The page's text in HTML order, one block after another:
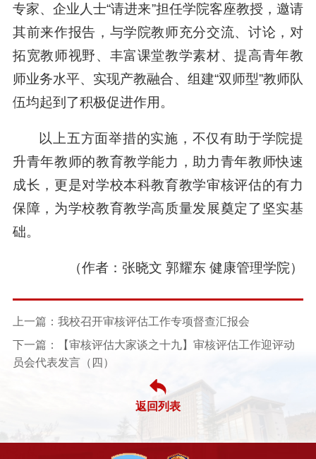
专家、企业人士“请进来”担任学院客座教授，邀请
其前来作报告，与学院教师充分交流、讨论，对
拓宽教师视野、丰富课堂教学素材、提高青年教
师业务水平、实现产教融合、组建“双师型”教师队
伍均起到了积极促进作用。
以上五方面举措的实施，不仅有助于学院提
升青年教师的教育教学能力，助力青年教师快速
成长，更是对学校本科教育教学审核评估的有力
保障，为学校教育教学高质量发展奠定了坚实基
础。
（作者：张晓文 郭耀东 健康管理学院）
上一篇：我校召开审核评估工作专项督查汇报会
下一篇：【审核评估大家谈之十九】审核评估工作迎评动
员会代表发言（四）
返回列表